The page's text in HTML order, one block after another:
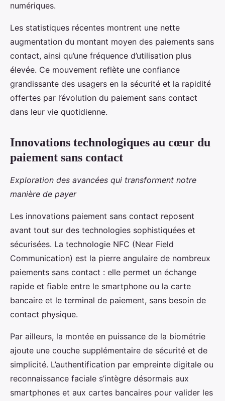
numériques.
Les statistiques récentes montrent une nette
augmentation du montant moyen des paiements sans
contact, ainsi qu’une fréquence d’utilisation plus
élevée. Ce mouvement reflète une confiance
grandissante des usagers en la sécurité et la rapidité
offertes par l’évolution du paiement sans contact
dans leur vie quotidienne.
Innovations technologiques au cœur du
paiement sans contact
Exploration des avancées qui transforment notre
manière de payer
Les innovations paiement sans contact reposent
avant tout sur des technologies sophistiquées et
sécurisées. La technologie NFC (Near Field
Communication) est la pierre angulaire de nombreux
paiements sans contact : elle permet un échange
rapide et fiable entre le smartphone ou la carte
bancaire et le terminal de paiement, sans besoin de
contact physique.
Par ailleurs, la montée en puissance de la biométrie
ajoute une couche supplémentaire de sécurité et de
simplicité. L’authentification par empreinte digitale ou
reconnaissance faciale s’intègre désormais aux
smartphones et aux cartes bancaires pour valider les